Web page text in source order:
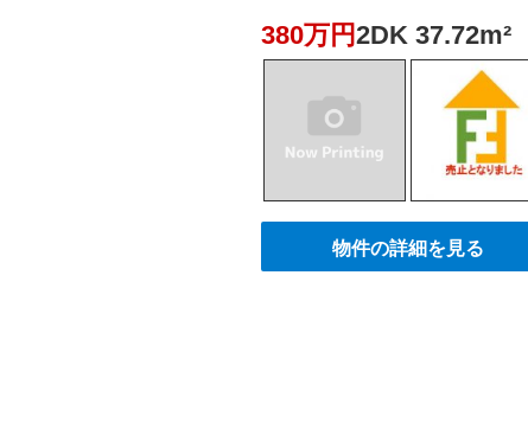
380万円2DK 37.72m²
物件の詳細を見る